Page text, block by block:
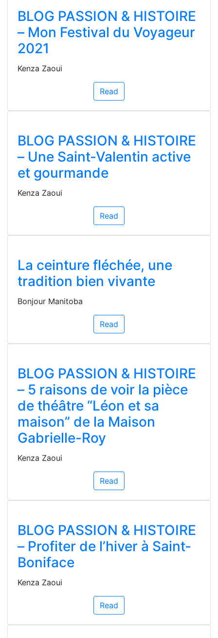
BLOG PASSION & HISTOIRE
– Mon Festival du Voyageur
2021
Kenza Zaoui
Read
BLOG PASSION & HISTOIRE
– Une Saint-Valentin active
et gourmande
Kenza Zaoui
Read
La ceinture fléchée, une
tradition bien vivante
Bonjour Manitoba
Read
BLOG PASSION & HISTOIRE
– 5 raisons de voir la pièce
de théâtre “Léon et sa
maison” de la Maison
Gabrielle-Roy
Kenza Zaoui
Read
BLOG PASSION & HISTOIRE
– Profiter de l’hiver à Saint-
Boniface
Kenza Zaoui
Read